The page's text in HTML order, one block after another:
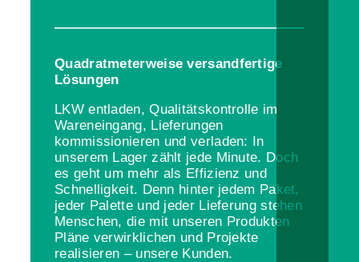
Quadratmeterweise versandfertige
Lösungen
LKW entladen, Qualitätskontrolle im
Wareneingang, Lieferungen
kommissionieren und verladen: In
unserem Lager zählt jede Minute. Doch
es geht um mehr als Effizienz und
Schnelligkeit. Denn hinter jedem Paket,
jeder Palette und jeder Lieferung stehen
Menschen, die mit unseren Produkten
Pläne verwirklichen und Projekte
realisieren – unsere Kunden.